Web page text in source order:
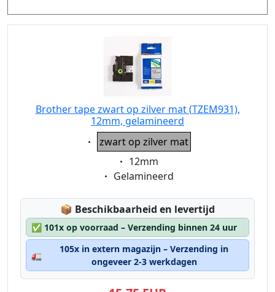
Brother tape zwart op zilver mat (TZEM931),
12mm, gelamineerd
Eigenschaft:
zwart op zilver mat
Eigenschaft:
12mm
Eigenschaft:
Gelamineerd
📦 Lagerstatus:
Beschikbaarheid en levertijd
✅ 101x op voorraad – Verzending binnen 24 uur
🚛
105x in extern magazijn – Verzending in
ongeveer 2-3 werkdagen